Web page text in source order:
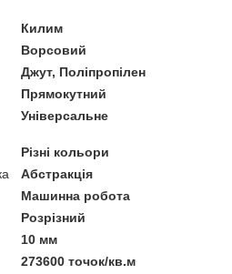
Килим
Ворсовий
Джут, Поліпропілен
Прямокутний
Універсальне
Різні кольори
Абстракція
Машинна робота
Розрізний
10 мм
273600 точок/кв.м